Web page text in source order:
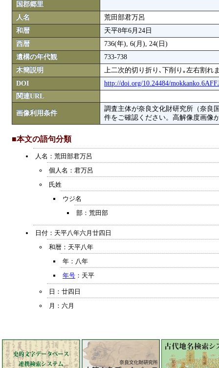
国郡郷里
人名
荒田部君万呂
和暦
天平8年6月24日
西暦
736(年), 6(月), 24(日)
遺構の年代観
733-738
木簡説明
上二次的切り折り､下削り｡左右割れ
DOI
http://doi.org/10.24484/
関連URL
画像利用条件
調査主体が奈良文化財研究所（奈良
件をご確認ください。高解像度画像
■本文の語句分類
人名：荒田部君万呂
個人名：君万呂
氏姓
ウジ名
部：荒田部
日付：天平八年六月廿四日
和暦：天平八年
年：八年
年号 ：天平
日：廿四日
月：六月